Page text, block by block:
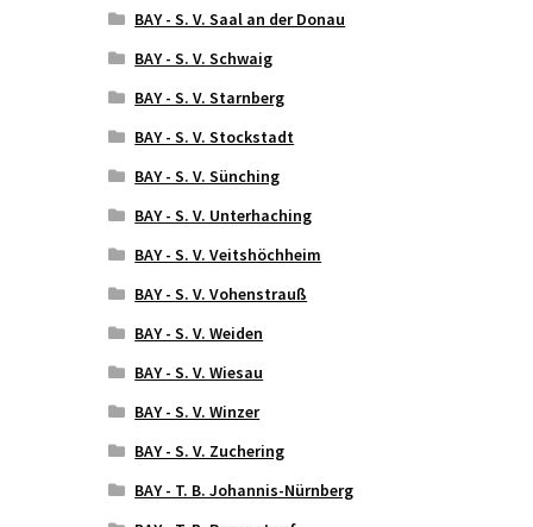
BAY - S. V. Saal an der Donau
BAY - S. V. Schwaig
BAY - S. V. Starnberg
BAY - S. V. Stockstadt
BAY - S. V. Sünching
BAY - S. V. Unterhaching
BAY - S. V. Veitshöchheim
BAY - S. V. Vohenstrauß
BAY - S. V. Weiden
BAY - S. V. Wiesau
BAY - S. V. Winzer
BAY - S. V. Zuchering
BAY - T. B. Johannis-Nürnberg